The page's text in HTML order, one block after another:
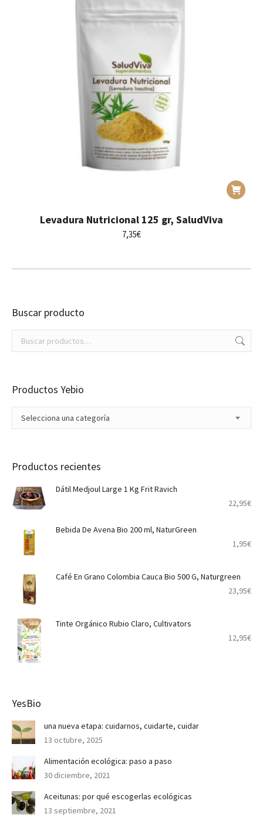
Levadura Nutricional 125 gr, SaludViva
7,35€
Buscar producto
Productos Yebio
Selecciona una categoría
Productos recientes
Dátil Medjoul Large 1 Kg Frit Ravich
22,95€
Bebida De Avena Bio 200 ml, NaturGreen
1,95€
Café En Grano Colombia Cauca Bio 500 G, Naturgreen
23,95€
Tinte Orgánico Rubio Claro, Cultivators
12,95€
YesBio
una nueva etapa: cuidarnos, cuidarte, cuidar
13 octubre, 2025
Alimentación ecológica: paso a paso
30 diciembre, 2021
Aceitunas: por qué escogerlas ecológicas
13 septiembre, 2021